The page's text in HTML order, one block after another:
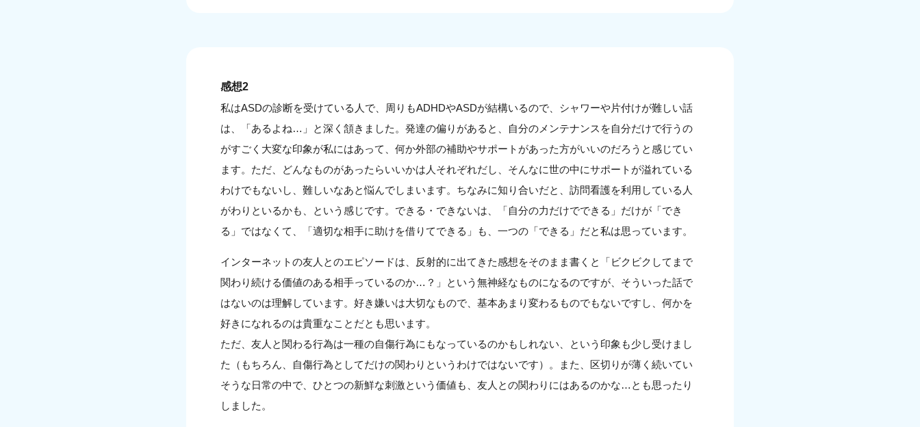
感想2
私はASDの診断を受けている人で、周りもADHDやASDが結構いるので、シャワーや片付けが難しい話
は、「あるよね…」と深く頷きました。発達の偏りがあると、自分のメンテナンスを自分だけで行うの
がすごく大変な印象が私にはあって、何か外部の補助やサポートがあった方がいいのだろうと感じてい
ます。ただ、どんなものがあったらいいかは人それぞれだし、そんなに世の中にサポートが溢れている
わけでもないし、難しいなあと悩んでしまいます。ちなみに知り合いだと、訪問看護を利用している人
がわりといるかも、という感じです。できる・できないは、「自分の力だけでできる」だけが「でき
る」ではなくて、「適切な相手に助けを借りてできる」も、一つの「できる」だと私は思っています。
インターネットの友人とのエピソードは、反射的に出てきた感想をそのまま書くと「ビクビクしてまで
関わり続ける価値のある相手っているのか…？」という無神経なものになるのですが、そういった話で
はないのは理解しています。好き嫌いは大切なもので、基本あまり変わるものでもないですし、何かを
好きになれるのは貴重なことだとも思います。
ただ、友人と関わる行為は一種の自傷行為にもなっているのかもしれない、という印象も少し受けまし
た（もちろん、自傷行為としてだけの関わりというわけではないです）。また、区切りが薄く続いてい
そうな日常の中で、ひとつの新鮮な刺激という価値も、友人との関わりにはあるのかな…とも思ったり
しました。